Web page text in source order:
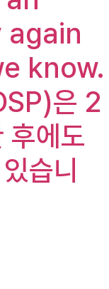
again
know.
은 2
후에도
습니